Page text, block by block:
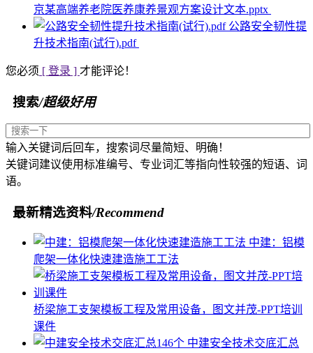
京某高端养老院医养康养景观方案设计文本.pptx
公路安全韧性提
升技术指南(试行).pdf
您必须 [ 登录 ] 才能评论！
搜索/超级好用
输入关键词后回车，搜索词尽量简短、明确！
关键词建议使用标准编号、专业词汇等指向性较强的短语、词
语。
最新精选资料/Recommend
中建：铝模
爬架一体化快速建造施工工法
桥梁施工支架模板工程及常用设备，图文并茂-PPT培训
课件
中建安全技术交底汇总